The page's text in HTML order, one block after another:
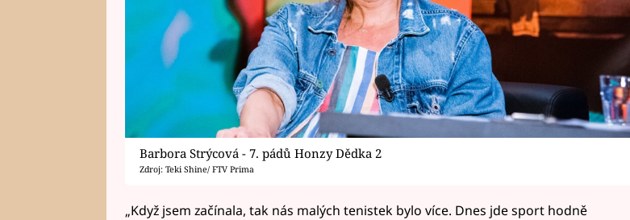
Barbora Strýcová - 7. pádů Honzy Dědka 2
Zdroj: Teki Shine/ FTV Prima
„Když jsem začínala, tak nás malých tenistek bylo více. Dnes jde sport hodně